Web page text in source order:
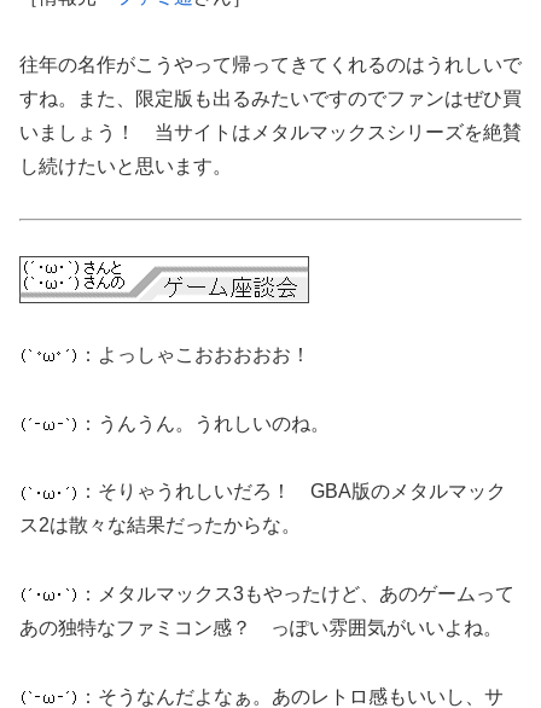
往年の名作がこうやって帰ってきてくれるのはうれしいで
すね。また、限定版も出るみたいですのでファンはぜひ買
いましょう！ 当サイトはメタルマックスシリーズを絶賛
し続けたいと思います。
：よっしゃこおおおおお！
：うんうん。うれしいのね。
：そりゃうれしいだろ！ GBA版のメタルマック
ス2は散々な結果だったからな。
：メタルマックス3もやったけど、あのゲームって
あの独特なファミコン感？ っぽい雰囲気がいいよね。
：そうなんだよなぁ。あのレトロ感もいいし、サ